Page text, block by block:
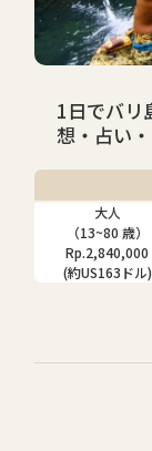
1日でバリ
想・占い
大人
（13~80 歳）
Rp.2,840,000
(約US163ドル)